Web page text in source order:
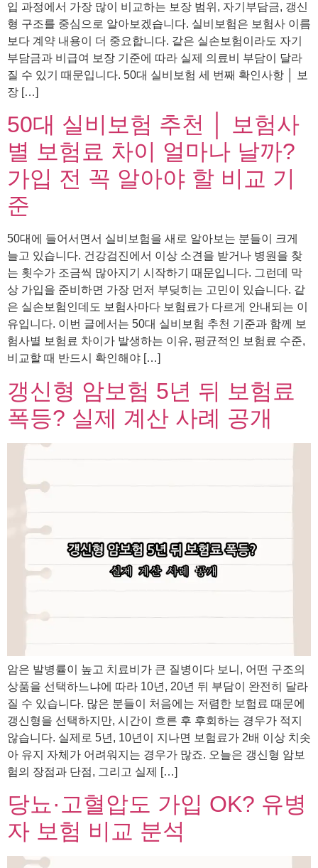
입 과정에서 가장 많이 비교하는 보장 범위, 자기부담금, 갱신
형 구조를 중심으로 알아보겠습니다. 실비보험은 보험사 이름
보다 계약 내용이 더 중요합니다. 같은 실손보험이라도 자기
부담금과 비급여 보장 기준에 따라 실제 의료비 부담이 달라
질 수 있기 때문입니다. 50대 실비보험 세 번째 확인사항 │ 보
장 […]
50대 실비보험 추천 │ 보험사
별 보험료 차이 얼마나 날까?
가입 전 꼭 알아야 할 비교 기
준
50대에 들어서면서 실비보험을 새로 알아보는 분들이 크게
늘고 있습니다. 건강검진에서 이상 소견을 받거나 병원을 찾
는 횟수가 조금씩 많아지기 시작하기 때문입니다. 그런데 막
상 가입을 준비하면 가장 먼저 부딪히는 고민이 있습니다. 같
은 실손보험인데도 보험사마다 보험료가 다르게 안내되는 이
유입니다. 이번 글에서는 50대 실비보험 추천 기준과 함께 보
험사별 보험료 차이가 발생하는 이유, 평균적인 보험료 수준,
비교할 때 반드시 확인해야 […]
갱신형 암보험 5년 뒤 보험료
폭등? 실제 계산 사례 공개
암은 발병률이 높고 치료비가 큰 질병이다 보니, 어떤 구조의
상품을 선택하느냐에 따라 10년, 20년 뒤 부담이 완전히 달라
질 수 있습니다. 많은 분들이 처음에는 저렴한 보험료 때문에
갱신형을 선택하지만, 시간이 흐른 후 후회하는 경우가 적지
않습니다. 실제로 5년, 10년이 지나면 보험료가 2배 이상 치솟
아 유지 자체가 어려워지는 경우가 많죠. 오늘은 갱신형 암보
험의 장점과 단점, 그리고 실제 […]
당뇨·고혈압도 가입 OK? 유병
자 보험 비교 분석